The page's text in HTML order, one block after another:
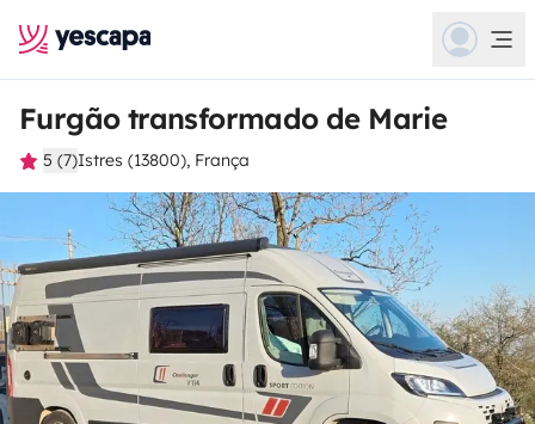
Furgão transformado de Marie
5 (7)Istres (13800), França